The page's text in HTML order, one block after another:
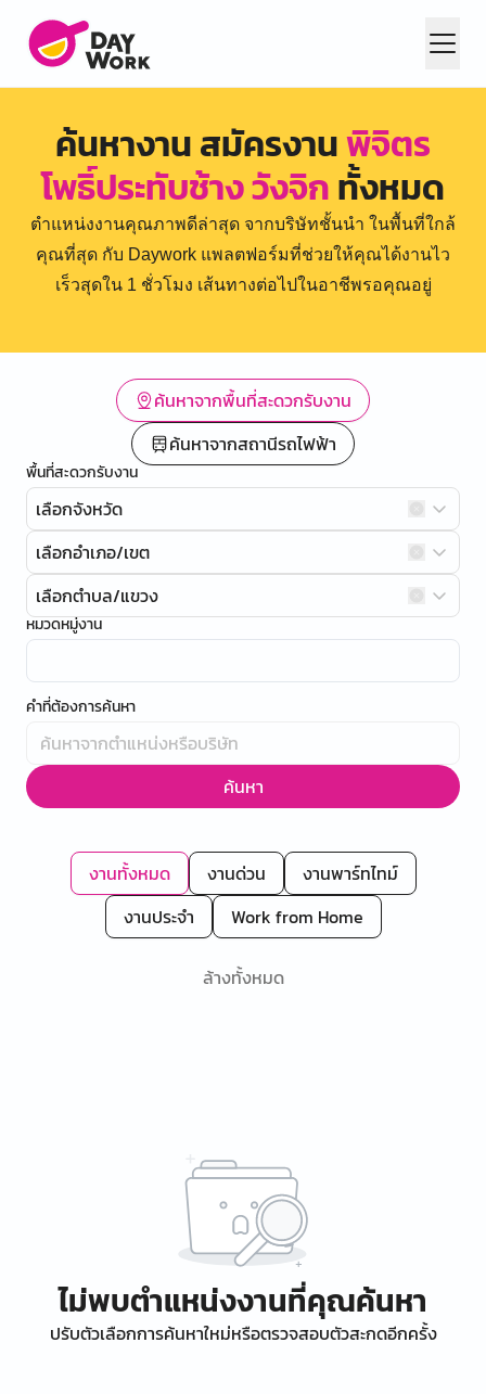
ค้นหางาน สมัครงานพิจิตร
โพธิ์ประทับช้าง วังจิกทั้งหมด
ตำแหน่งงานคุณภาพดีล่าสุด จากบริษัทชั้นนำ ในพื้นที่ใกล้
คุณที่สุด กับ Daywork แพลตฟอร์มที่ช่วยให้คุณได้งานไว
เร็วสุดใน 1 ชั่วโมง เส้นทางต่อไปในอาชีพรอคุณอยู่
ค้นหาจากพื้นที่สะดวกรับงาน
ค้นหาจากสถานีรถไฟฟ้า
พื้นที่สะดวกรับงาน
เลือกจังหวัด
เลือกอำเภอ/เขต
เลือกตำบล/แขวง
หมวดหมู่งาน
คำที่ต้องการค้นหา
ค้นหา
งานทั้งหมด งานด่วน
งานพาร์ทไทม์
งานประจำ
Work from Home
ล้างทั้งหมด
ไม่พบตำแหน่งงานที่คุณค้นหา
ปรับตัวเลือกการค้นหาใหม่หรือตรวจสอบตัวสะกดอีกครั้ง